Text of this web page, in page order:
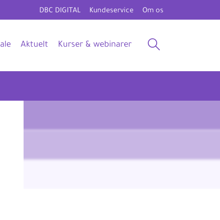
DBC DIGITAL Kundeservice Om os
Aktuelt Kurser & webinarer